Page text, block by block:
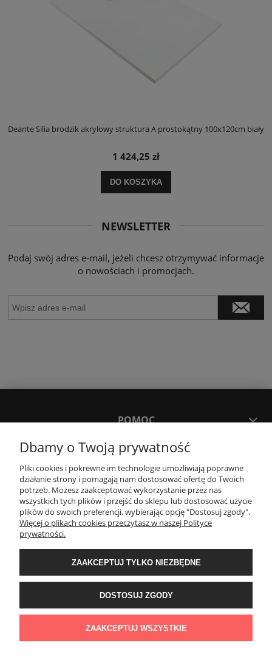
Deante Silia brodzik akrylowy struktura A prostokątny 100x120cm biały
1 424,25 zł
DO KOSZYKA
NEWSLETTER
Podaj swój adres e-mail, jeżeli chcesz otrzymywać informacje
o nowościach i promocjach.
POMOC
MOJE KONTO
PŁATNOŚCI I DOSTAWA
KONTAKT
Wyposażenie łazienek Łazienki.eco | Pawła 23, 41-708 Ruda Śląska | E-mail:
sklep@lazienki.eco | Tel.: 600 012 164 lub 600 012 159 | TGS Przemysław
Stoń | NIP: 6312213594 | REGON: 276403698
Dbamy o Twoją prywatność
Pliki cookies i pokrewne im technologie umożliwiają poprawne
działanie strony i pomagają nam dostosować ofertę do Twoich
potrzeb. Możesz zaakceptować wykorzystanie przez nas
wszystkich tych plików i przejść do sklepu lub dostosować użycie
plików do swoich preferencji, wybierając opcję "Dostosuj zgody".
Więcej o plikach cookies przeczytasz w naszej Polityce
prywatności.
ZAAKCEPTUJ TYLKO NIEZBĘDNE
DOSTOSUJ ZGODY
ZAAKCEPTUJ WSZYSTKIE